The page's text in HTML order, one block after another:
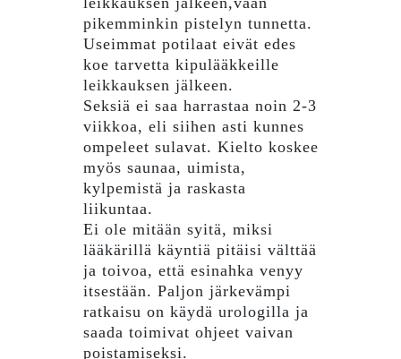
pikemminkin pistelyn tunnetta.
Useimmat potilaat eivät edes
koe tarvetta kipulääkkeille
leikkauksen jälkeen.
Seksiä ei saa harrastaa noin 2-3
viikkoa, eli siihen asti kunnes
ompeleet sulavat. Kielto koskee
myös saunaa, uimista,
kylpemistä ja raskasta
liikuntaa.
Ei ole mitään syitä, miksi
lääkärillä käyntiä pitäisi välttää
ja toivoa, että esinahka venyy
itsestään. Paljon järkevämpi
ratkaisu on käydä urologilla ja
saada toimivat ohjeet vaivan
poistamiseksi.